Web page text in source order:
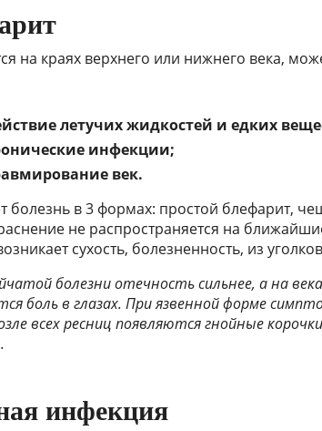
на краях верхнего или нижнего века,
летучих жидкостей и едких
инфекции;
век.
болезнь в 3 формах: простой блефарит,
не распространяется на
сухость, болезненность, из
болезни отечность сильнее, а на
боль в глазах. При язвенной форме
всех ресниц появляются гнойные
инфекция